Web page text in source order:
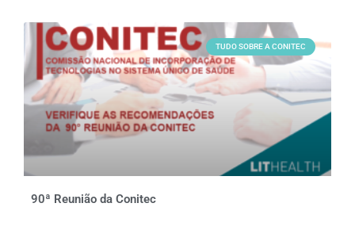
TUDO SOBRE A CONITEC
90ª Reunião da Conitec